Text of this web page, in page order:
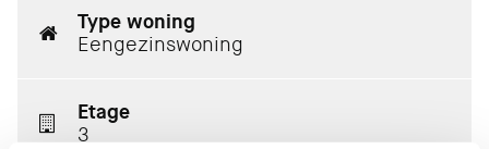
Type woning
Eengezinswoning
Etage
3